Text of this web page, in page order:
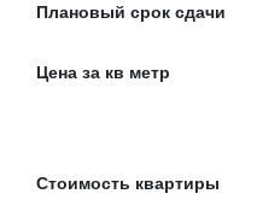
Плановый срок сдачи
Цена за кв метр
Стоимость квартиры